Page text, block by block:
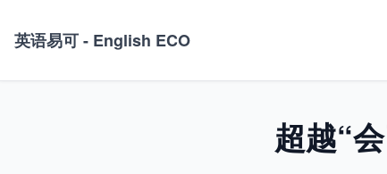
英语易可 - English ECO